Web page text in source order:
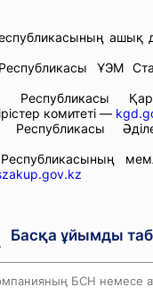
ашық
ҰЭМ
Республикасы
комитеті —
Республикасы
Басқа ұйымды